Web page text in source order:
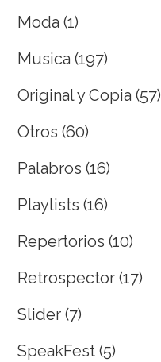
Moda (1)
Musica (197)
Original y Copia (57)
Otros (60)
Palabros (16)
Playlists (16)
Repertorios (10)
Retrospector (17)
Slider (7)
SpeakFest (5)